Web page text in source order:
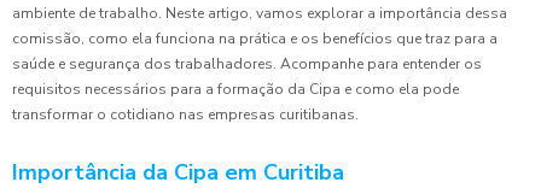
ambiente de trabalho. Neste artigo, vamos explorar a importância dessa
comissão, como ela funciona na prática e os benefícios que traz para a
saúde e segurança dos trabalhadores. Acompanhe para entender os
requisitos necessários para a formação da Cipa e como ela pode
transformar o cotidiano nas empresas curitibanas.
Importância da Cipa em Curitiba